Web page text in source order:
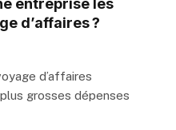
entreprise les
d’affaires ?
d’affaires
grosses dépenses